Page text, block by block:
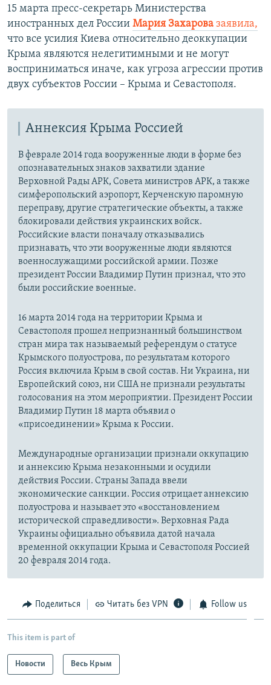
15 марта пресс-секретарь Министерства
иностранных дел России Мария Захарова заявила,
что все усилия Киева относительно деоккупации
Крыма являются нелегитимными и не могут
восприниматься иначе, как угроза агрессии против
двух субъектов России – Крыма и Севастополя.
Аннексия Крыма Россией
В феврале 2014 года вооруженные люди в форме без
опознавательных знаков захватили здание
Верховной Рады АРК, Совета министров АРК, а также
симферопольский аэропорт, Керченскую паромную
переправу, другие стратегические объекты, а также
блокировали действия украинских войск.
Российские власти поначалу отказывались
признавать, что эти вооруженные люди являются
военнослужащими российской армии. Позже
президент России Владимир Путин признал, что это
были российские военные.
16 марта 2014 года на территории Крыма и
Севастополя прошел непризнанный большинством
стран мира так называемый референдум о статусе
Крымского полуострова, по результатам которого
Россия включила Крым в свой состав. Ни Украина, ни
Европейский союз, ни США не признали результаты
голосования на этом мероприятии. Президент России
Владимир Путин 18 марта объявил о
«присоединении» Крыма к России.
Международные организации признали оккупацию
и аннексию Крыма незаконными и осудили
действия России. Страны Запада ввели
экономические санкции. Россия отрицает аннексию
полуострова и называет это «восстановлением
исторической справедливости». Верховная Рада
Украины официально объявила датой начала
временной оккупации Крыма и Севастополя Россией
20 февраля 2014 года.
Поделиться Читать без VPN Follow us
This item is part of
Новости Весь Крым